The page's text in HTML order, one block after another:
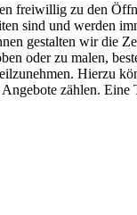
freiwillig zu den
sind und werden
gestalten wir die
oder zu malen,
Hierzu
zählen.